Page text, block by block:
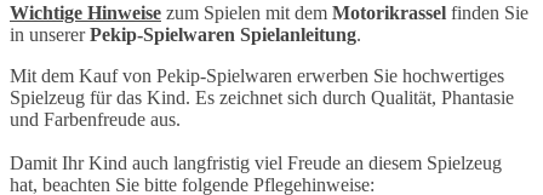
Wichtige Hinweise zum Spielen mit dem Motorikrassel finden Sie
in unsererPekip-Spielwaren Spielanleitung.
Mit dem Kauf von Pekip-Spielwaren erwerben Sie hochwertiges
Spielzeug für das Kind. Es zeichnet sich durch Qualität, Phantasie
und Farbenfreude aus.
Damit Ihr Kind auch langfristig viel Freude an diesem Spielzeug
hat, beachten Sie bitte folgende Pflegehinweise: